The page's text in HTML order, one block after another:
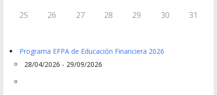
25 26 27 28 29 30 31
Programa EFPA de Educación Financiera 2026
28/04/2026 - 29/09/2026